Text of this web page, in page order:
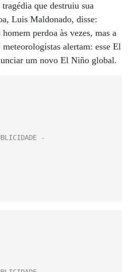
que destruiu sua
Luis Maldonado, disse:
perdoa às vezes, mas a
alertam: esse El
um novo El Niño global.